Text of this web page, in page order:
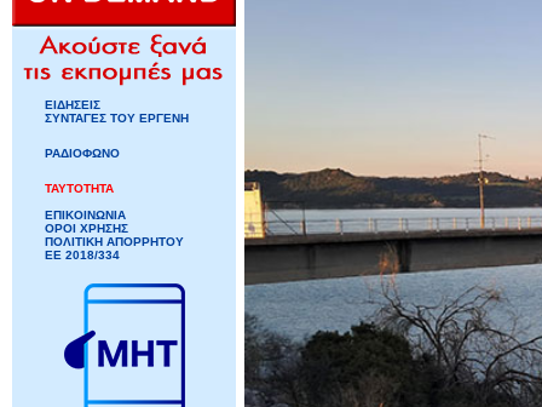
ΕΙΔΗΣΕΙΣ
ΣΥΝΤΑΓΕΣ ΤΟΥ ΕΡΓΕΝΗ
ΡΑΔΙΟΦΩΝΟ
ΤΑΥΤΟΤΗΤΑ
ΕΠΙΚΟΙΝΩΝΙΑ
ΟΡΟΙ ΧΡΗΣΗΣ
ΠΟΛΙΤΙΚΗ ΑΠΟΡΡΗΤΟΥ
ΕΕ 2018/334